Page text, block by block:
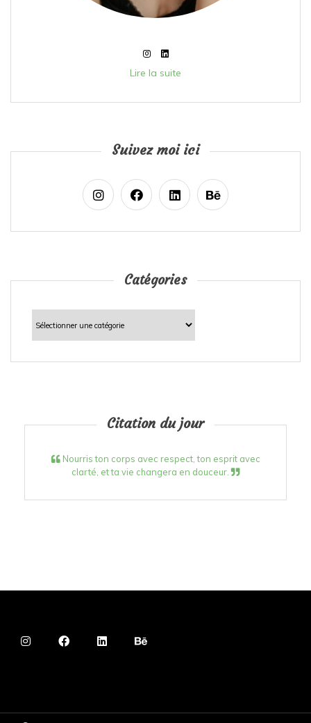
Lire la suite
Suivez moi ici
Catégories
Catégories
Citation du jour
Nourris ton corps avec respect, ton esprit avec
clarté, et ta vie changera en douceur.